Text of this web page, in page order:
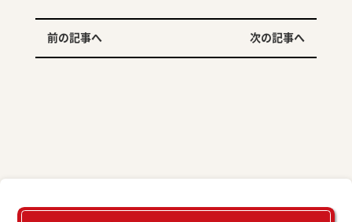
前の記事へ 次の記事へ